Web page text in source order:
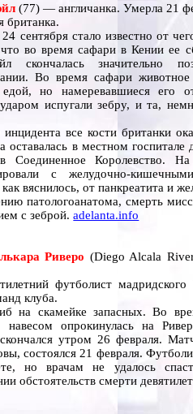
(77) — англичанка. Умерла 21
сентября стало известно от
во время сафари в Кении ее
скончалась значительно
Во время сафари
но намеревавшиеся его
испугали зебру, и та,
все кости британки
оставалась в местном
в Соединенное Королевство.
с желудочно-
как вяснилось, от панкреатита и
патологоанатома, смерть
с зеброй.adelanta.info
Риверо (Diego Alcala
футболист мадридского
клуба.
запасных. Во время
навесом опрокинулась на
утром 26 февраля.
состоялся 21 февраля.
но врачам не удалось
обстоятельств смерти